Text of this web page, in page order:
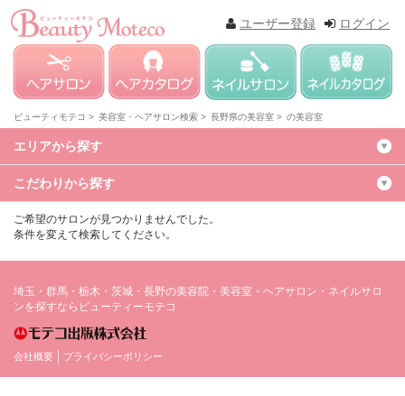
ログイン
ユーザー登録
ビューティモテコ > 美容室・ヘアサロン検索 > 長野県の美容室 > の美容室
エリアから探す
こだわりから探す
ご希望のサロンが見つかりませんでした。
条件を変えて検索してください。
埼玉・群馬・栃木・茨城・長野の美容院・美容室・ヘアサロン・ネイルサロ
ンを探すならビューティーモテコ
会社概要 プライバシーポリシー